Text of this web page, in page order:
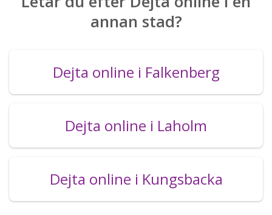
annan stad?
Dejta online i Falkenberg
Dejta online i Laholm
Dejta online i Kungsbacka